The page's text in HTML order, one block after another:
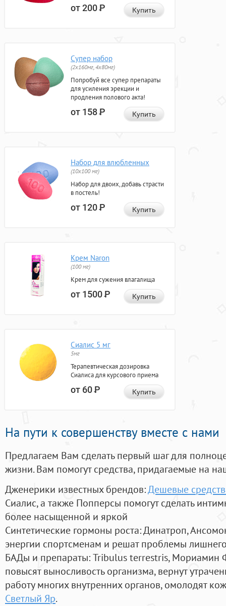
от 200Р Купить
Супер набор
(2х160мг, 4х80мг)
Попробуй все супер препараты
для усиления эрекции и
продления полового акта!
от 158Р Купить
Набор для влюбленных
(10х100 мг)
Набор для двоих, добавь страсти
в постель!
от 120Р Купить
Крем Naron
(100 мг)
Крем для сужения влагалища
от 1500Р Купить
Сиалис 5 мг
5мг
Терапевтическая дозировка
Сиалиса для курсового приема
от 60Р Купить
На пути к совершенству вместе с нами
Предлагаем Вам сделать первый шаг для
жизни. Вам помогут средства, придагаемые на
Дженерики известных брендов:Дешевые
Сиалис, а также Попперсы помогут сделать
более насыщенной и яркой
Синтетические гормоны роста: Динатроп,
энергии спортсменам и решат проблемы
БАДы и препараты:Tribulus terrestris, Мориамин
повысят выносливость организма, вернут
работу многих внутренних органов, омолодят
Светлый Яр.